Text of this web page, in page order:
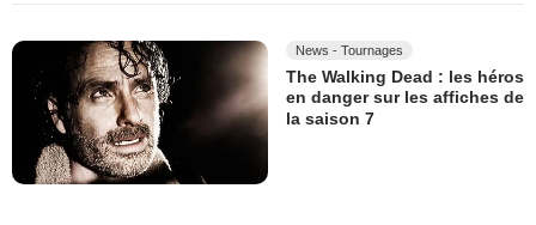
News - Tournages
The Walking Dead : les héros
en danger sur les affiches de
la saison 7